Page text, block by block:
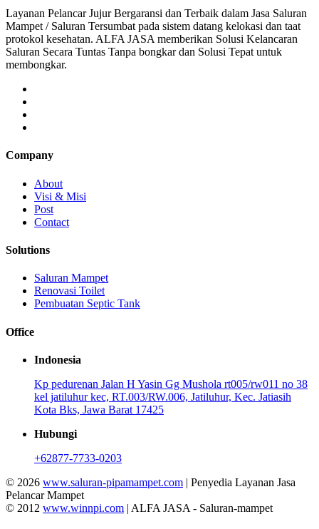
Layanan Pelancar Jujur Bergaransi dan Terbaik dalam Jasa Saluran
Mampet / Saluran Tersumbat pada sistem datang kelokasi dan taat
protokol kesehatan. ALFA JASA memberikan Solusi Kelancaran
Saluran Secara Tuntas Tanpa bongkar dan Solusi Tepat untuk
membongkar.
Company
About
Visi & Misi
Post
Contact
Solutions
Saluran Mampet
Renovasi Toilet
Pembuatan Septic Tank
Office
Indonesia
Kp pedurenan Jalan H Yasin Gg Mushola rt005/rw011 no 38
kel jatiluhur kec, RT.003/RW.006, Jatiluhur, Kec. Jatiasih
Kota Bks, Jawa Barat 17425
Hubungi
+62877-7733-0203
© 2026 www.saluran-pipamampet.com | Penyedia Layanan Jasa
Pelancar Mampet
© 2012 www.winnpi.com | ALFA JASA - Saluran-mampet